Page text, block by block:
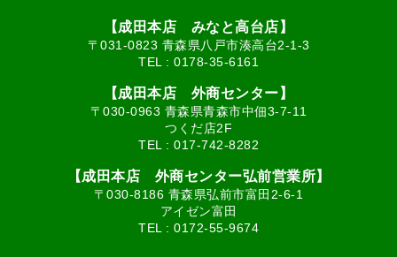
【成田本店 みなと高台店】
〒031-0823 青森県八戸市湊高台2-1-3
TEL : 0178-35-6161
【成田本店 外商センター】
〒030-0963 青森県青森市中佃3-7-11
つくだ店2F
TEL : 017-742-8282
【成田本店 外商センター弘前営業所】
〒030-8186 青森県弘前市富田2-6-1
アイゼン富田
TEL : 0172-55-9674